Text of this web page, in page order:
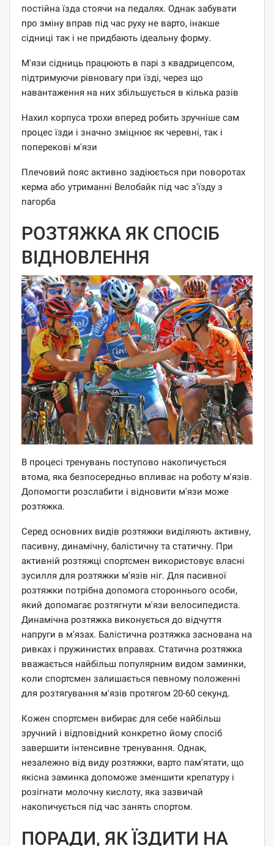
постійна їзда стоячи на педалях. Однак забувати
про зміну вправ під час руху не варто, інакше
сідниці так і не придбають ідеальну форму.
М'язи сідниць працюють в парі з квадрицепсом,
підтримуючи рівновагу при їзді, через що
навантаження на них збільшується в кілька разів
Нахил корпуса трохи вперед робить зручніше сам
процес їзди і значно зміцнює як черевні, так і
поперекові м'язи
Плечовий пояс активно задіюється при поворотах
керма або утриманні Велобайк під час з'їзду з
пагорба
РОЗТЯЖКА ЯК СПОСІБ
ВІДНОВЛЕННЯ
В процесі тренувань поступово накопичується
втома, яка безпосередньо впливає на роботу м'язів.
Допомогти розслабити і відновити м'язи може
розтяжка.
Серед основних видів розтяжки виділяють активну,
пасивну, динамічну, балістичну та статичну. При
активній розтяжці спортсмен використовує власні
зусилля для розтяжки м'язів ніг. Для пасивної
розтяжки потрібна допомога стороннього особи,
який допомагає розтягнути м'язи велосипедиста.
Динамічна розтяжка виконується до відчуття
напруги в м'язах. Балістична розтяжка заснована на
ривках і пружинистих вправах. Статична розтяжка
вважається найбільш популярним видом заминки,
коли спортсмен залишається певному положенні
для розтягування м'язів протягом 20-60 секунд.
Кожен спортсмен вибирає для себе найбільш
зручний і відповідний конкретно йому спосіб
завершити інтенсивне тренування. Однак,
незалежно від виду розтяжки, варто пам'ятати, що
якісна заминка допоможе зменшити крепатуру і
розігнати молочну кислоту, яка зазвичай
накопичується під час занять спортом.
ПОРАДИ, ЯК ЇЗДИТИ НА